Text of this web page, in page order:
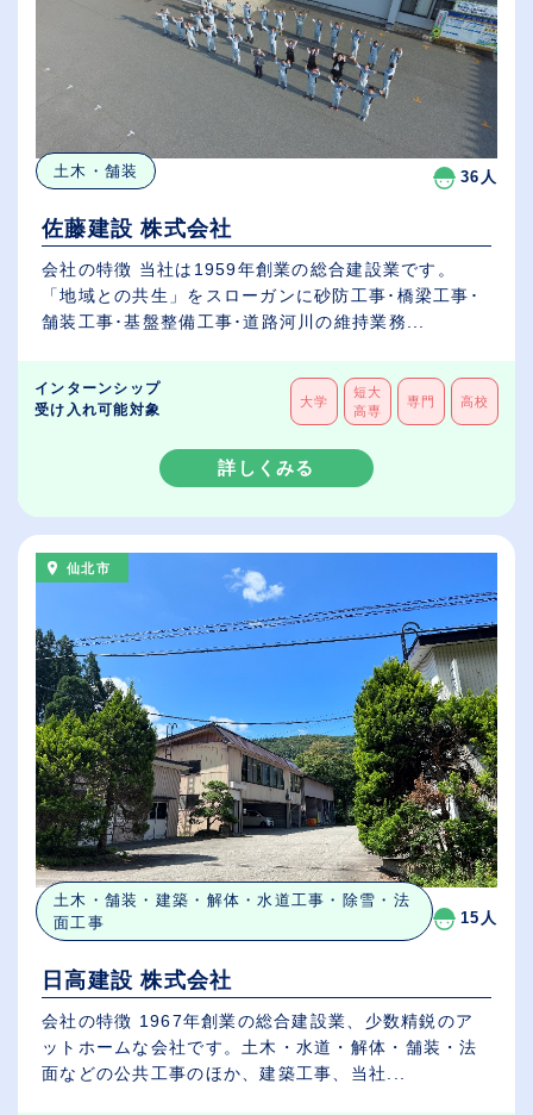
土木・舗装 36人
佐藤建設 株式会社
会社の特徴 当社は1959年創業の総合建設業です。
「地域との共生」をスローガンに砂防工事･橋梁工事･
舗装工事･基盤整備工事･道路河川の維持業務...
インターンシップ
受け入れ可能対象
大学
短大
高専
専門 高校
詳しくみる
仙北市
土木・舗装・建築・解体・水道工事・除雪・法
面工事
15人
日高建設 株式会社
会社の特徴 1967年創業の総合建設業、少数精鋭のア
ットホームな会社です。土木・水道・解体・舗装・法
面などの公共工事のほか、建築工事、当社...